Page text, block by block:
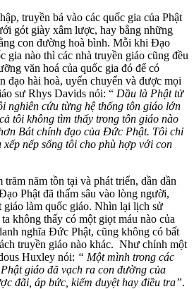
truyền bá vào các quốc gia của Phật
gót giày xâm lược, hay bằng những
con đường hoà bình. Mỗi khi Đạo
gia nào thì các nhà truyền giáo cũng đều
văn hoá của quốc gia đó để có
đạo hài hoà, uyển chuyển và được mọi
sư Rhys Davids nói: “ Dầu là Phật tử
nghiên cứu từng hệ thống tôn giáo lớn
tôi không tìm thấy trong tôn giáo nào
Bát chính đạo của Đức Phật. Tôi chỉ
nếp sống tôi cho phù hợp với con
trăm năm tồn tại và phát triển, dần dần
Phật đã thấm sâu vào lòng người,
giáo làm quốc giáo. Nhìn lại lịch sử
không thấy có một giọt máu nào của
nghĩa Đức Phật, cũng không có bất
truyền giáo nào khác. Như chính một
Huxley nói: “ Một mình trong các
giáo đã vạch ra con đường của
đãi, áp bức, kiểm duyệt hay điều tra”.